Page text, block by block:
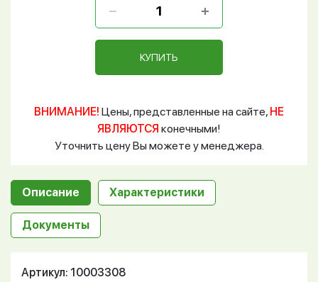
КУПИТЬ
ВНИМАНИЕ! Цены, представленные на сайте, НЕ
ЯВЛЯЮТСЯ конечными!
Уточнить цену Вы можете у менеджера.
Описание Характеристики
Документы
Артикул: 10003308